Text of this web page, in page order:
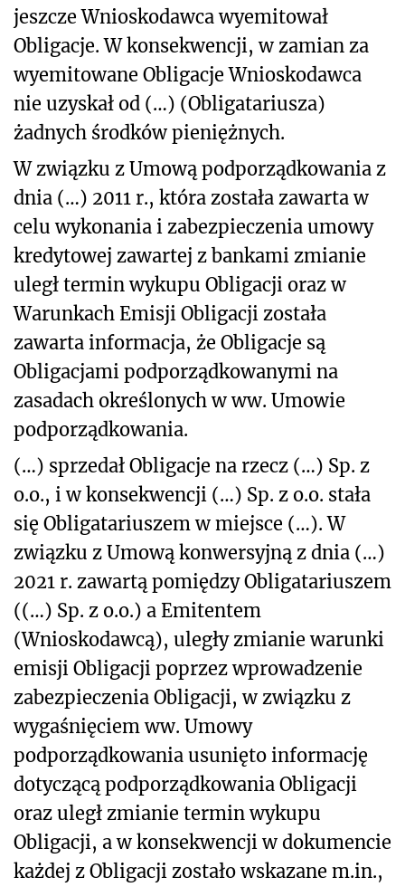
jeszcze Wnioskodawca wyemitował
Obligacje. W konsekwencji, w zamian za
wyemitowane Obligacje Wnioskodawca
nie uzyskał od (…) (Obligatariusza)
żadnych środków pieniężnych.
W związku z Umową podporządkowania z
dnia (…) 2011 r., która została zawarta w
celu wykonania i zabezpieczenia umowy
kredytowej zawartej z bankami zmianie
uległ termin wykupu Obligacji oraz w
Warunkach Emisji Obligacji została
zawarta informacja, że Obligacje są
Obligacjami podporządkowanymi na
zasadach określonych w ww. Umowie
podporządkowania.
(…) sprzedał Obligacje na rzecz (…) Sp. z
o.o., i w konsekwencji (…) Sp. z o.o. stała
się Obligatariuszem w miejsce (…). W
związku z Umową konwersyjną z dnia (…)
2021 r. zawartą pomiędzy Obligatariuszem
((…) Sp. z o.o.) a Emitentem
(Wnioskodawcą), uległy zmianie warunki
emisji Obligacji poprzez wprowadzenie
zabezpieczenia Obligacji, w związku z
wygaśnięciem ww. Umowy
podporządkowania usunięto informację
dotyczącą podporządkowania Obligacji
oraz uległ zmianie termin wykupu
Obligacji, a w konsekwencji w dokumencie
każdej z Obligacji zostało wskazane m.in.,